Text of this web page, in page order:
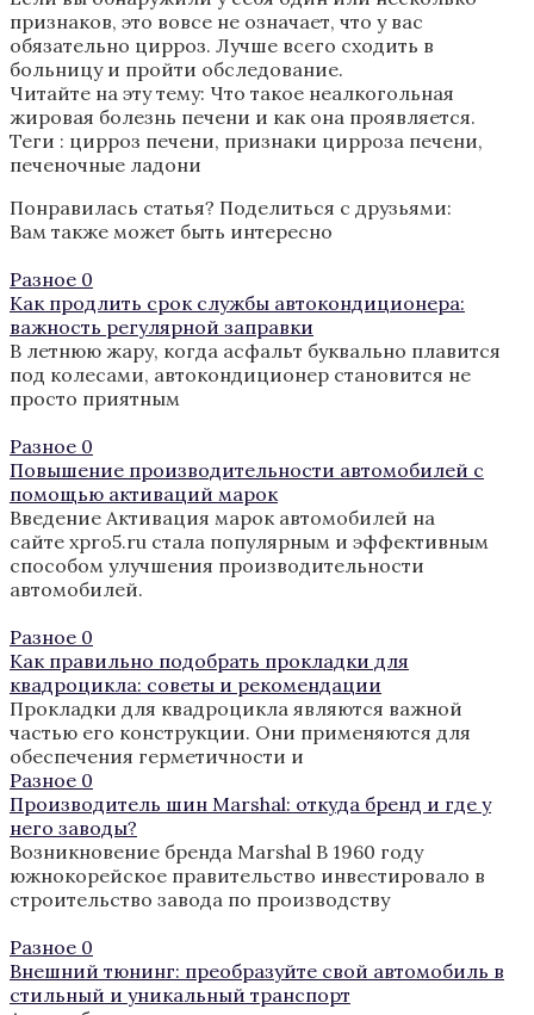
признаков, это вовсе не означает, что у вас
обязательно цирроз. Лучше всего сходить в
больницу и пройти обследование.
Читайте на эту тему: Что такое неалкогольная
жировая болезнь печени и как она проявляется.
Теги : цирроз печени, признаки цирроза печени,
печеночные ладони
Понравилась статья? Поделиться с друзьями:
Вам также может быть интересно
Разное 0
Как продлить срок службы автокондиционера:
важность регулярной заправки
В летнюю жару, когда асфальт буквально плавится
под колесами, автокондиционер становится не
просто приятным
Разное 0
Повышение производительности автомобилей с
помощью активаций марок
Введение Активация марок автомобилей на
сайте xpro5.ru стала популярным и эффективным
способом улучшения производительности
автомобилей.
Разное 0
Как правильно подобрать прокладки для
квадроцикла: советы и рекомендации
Прокладки для квадроцикла являются важной
частью его конструкции. Они применяются для
обеспечения герметичности и
Разное 0
Производитель шин Marshal: откуда бренд и где у
него заводы?
Возникновение бренда Marshal В 1960 году
южнокорейское правительство инвестировало в
строительство завода по производству
Разное 0
Внешний тюнинг: преобразуйте свой автомобиль в
стильный и уникальный транспорт